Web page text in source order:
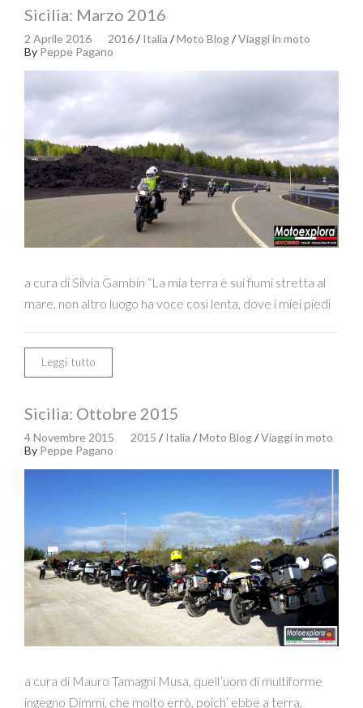
Sicilia: Marzo 2016
2 Aprile 2016 2016/Italia /Moto Blog/Viaggi in moto
By Peppe Pagano
a cura di Silvia Gambin “La mia terra è sui fiumi stretta al
mare, non altro luogo ha voce così lenta, dove i miei piedi
Leggi tutto
Sicilia: Ottobre 2015
4 Novembre 2015 2015 /Italia /Moto Blog/Viaggi in moto
By Peppe Pagano
a cura di Mauro Tamagni Musa, quell’uom di multiforme
ingegno Dimmi, che molto errò, poich’ ebbe a terra,